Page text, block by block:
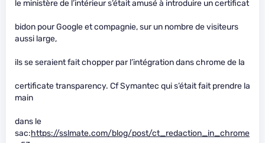
le ministère de l’intérieur s’était amusé à introduire un certificat
bidon pour Google et compagnie, sur un nombre de visiteurs
aussi large,
ils se seraient fait chopper par l’intégration dans chrome de la
certificate transparency. Cf Symantec qui s’était fait prendre la
main
dans le
sac:https://sslmate.com/blog/post/ct_redaction_in_chrome